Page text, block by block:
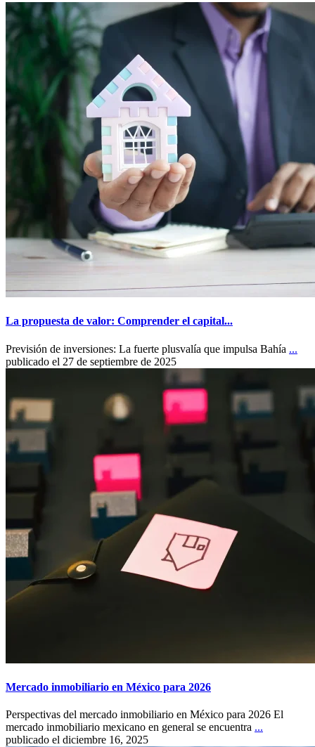
La propuesta de valor: Comprender el capital...
Previsión de inversiones: La fuerte plusvalía que impulsa Bahía ...
publicado el 27 de septiembre de 2025
Mercado inmobiliario en México para 2026
Perspectivas del mercado inmobiliario en México para 2026 El
mercado inmobiliario mexicano en general se encuentra ...
publicado el diciembre 16, 2025